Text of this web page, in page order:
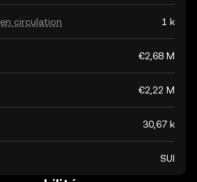
circulation 1 k
€2,68 M
€2,22 M
30,67 k
SUI